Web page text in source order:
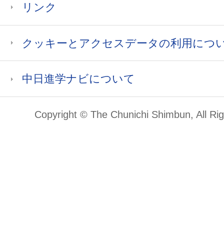
リンク
クッキーとアクセスデータの利用につ
中日進学ナビについて
Copyright © The Chunichi Shimbun, All